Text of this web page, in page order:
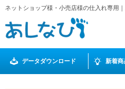
ネットショップ様・小売店様の仕入れ専用
データダウンロード 新着商